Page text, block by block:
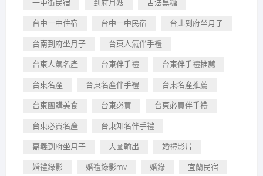
一中街民宿 到府月嫂 古法黑糖
台中一中住宿 台中一中民宿 台北到府坐月子
台南到府坐月子 台東人氣伴手禮
台東人氣名產 台東伴手禮 台東伴手禮推薦
台東名產 台東名產伴手禮 台東名產推薦
台東團購美食 台東必買 台東必買伴手禮
台東必買名產 台東知名伴手禮
嘉義到府坐月子 大圖輸出 婚禮影片
婚禮錄影 婚禮錄影mv 婚錄 宜蘭民宿